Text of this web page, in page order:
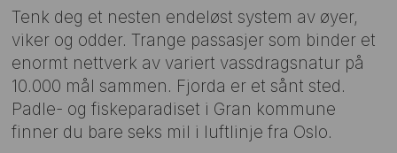
Tenk deg et nesten endeløst system av øyer,
viker og odder. Trange passasjer som binder et
enormt nettverk av variert vassdragsnatur på
10.000 mål sammen. Fjorda er et sånt sted.
Padle- og fiskeparadiset i Gran kommune
finner du bare seks mil i luftlinje fra Oslo.